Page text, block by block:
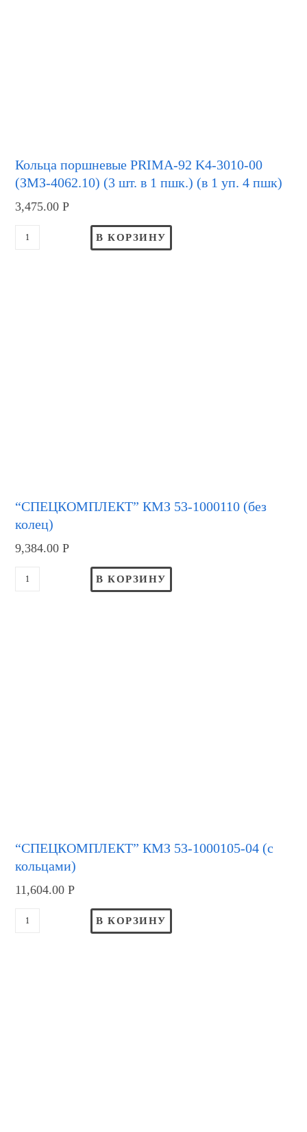
Кольца поршневые PRIMA-92 K4-3010-00
(ЗМЗ-4062.10) (3 шт. в 1 пшк.) (в 1 уп. 4 пшк)
3,475.00Р
В КОРЗИНУ
“СПЕЦКОМПЛЕКТ” КМЗ 53-1000110 (без
колец)
9,384.00Р
В КОРЗИНУ
“СПЕЦКОМПЛЕКТ” КМЗ 53-1000105-04 (с
кольцами)
11,604.00Р
В КОРЗИНУ